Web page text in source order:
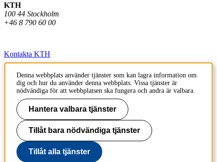
KTH
100 44 Stockholm
+46 8 790 60 00
Kontakta KTH
Jobba på KTH
Press och media
Faktura och betalning KTH
Om KTH:s webbplatser
Tillgänglighetsredogörelse
Denna webbplats använder tjänster som kan lagra information om
dig och hur du använder denna webbplats. Vissa tjänster är
nödvändiga för att webbplatsen ska fungera och andra är valbara.
Hantera valbara tjänster
Tillåt bara nödvändiga tjänster
Tillåt alla tjänster